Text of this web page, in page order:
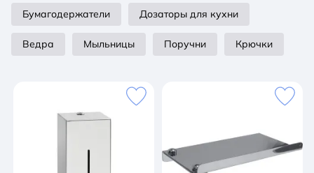
Бумагодержатели Дозаторы для кухни
Ведра Мыльницы Поручни Крючки